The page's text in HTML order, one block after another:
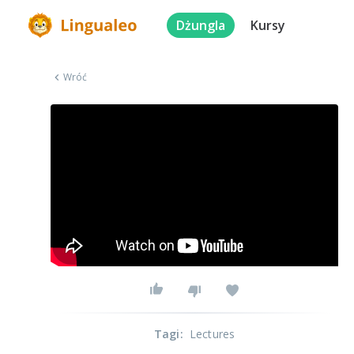
Dżungla Kursy
Wróć
Tagi: Lectures